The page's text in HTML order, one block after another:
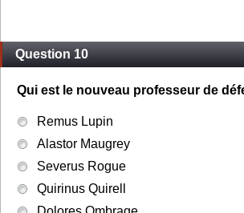
Question 10
Qui est le nouveau professeur de
Remus Lupin
Alastor Maugrey
Severus Rogue
Quirinus Quirell